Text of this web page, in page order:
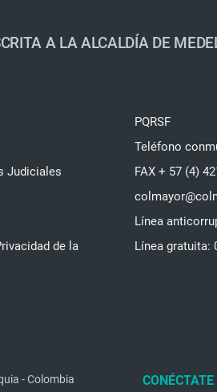
A LA ALCALDÍA DE
Judiciales
de la
PQRSF
Teléfono
FAX + 57 (4)
Línea
Línea gratuita:
- Colombia